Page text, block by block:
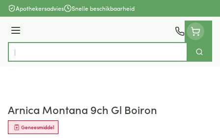
Ga naar de inhoud
Apothekersadvies Snelle beschikbaarheid
Menu
Product, merk, categorie...
Zoek
Arnica Montana 9ch Gl Boiron
Geneesmiddel